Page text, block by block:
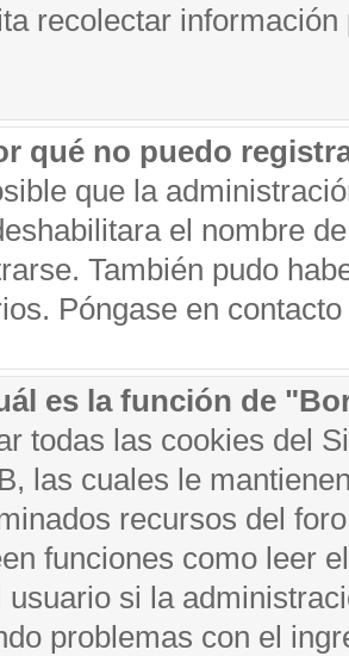
recolectar
qué no puedo
que la
el nombre
También pudo
Póngase en
es la función de
todas las cookies del
las cuales le
recursos del
funciones como leer
usuario si la
problemas con el